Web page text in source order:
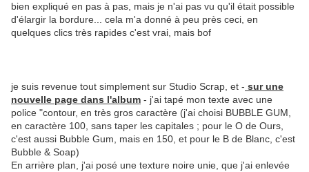
bien expliqué en pas à pas, mais je n'ai pas vu qu'il était possible
d'élargir la bordure... cela m'a donné à peu près ceci, en
quelques clics très rapides c'est vrai, mais bof
je suis revenue tout simplement sur Studio Scrap, et - sur une
nouvelle page dans l'album - j'ai tapé mon texte avec une
police "contour, en très gros caractère (j'ai choisi BUBBLE GUM,
en caractère 100, sans taper les capitales ; pour le O de Ours,
c'est aussi Bubble Gum, mais en 150, et pour le B de Blanc, c'est
Bubble & Soap)
En arrière plan, j'ai posé une texture noire unie, que j'ai enlevée